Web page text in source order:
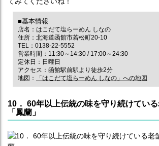
■基本情報
店名：はこだて塩らーめん しなの
住所：北海道函館市若松町20-10
TEL：0138-22-5552
営業時間：11:30～14:30 / 17:00～24:30
定休日：日曜日
アクセス：函館駅前駅より徒歩2分
地図：
「はこだて塩らーめん しなの」への地図
10． 60年以上伝統の味を守り続けてい
「鳳蘭」